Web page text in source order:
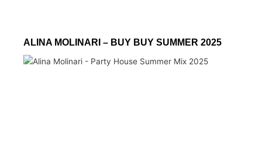
ALINA MOLINARI – BUY BUY SUMMER 2025